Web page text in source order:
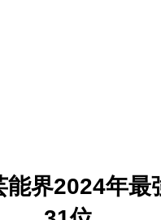
界2024年最